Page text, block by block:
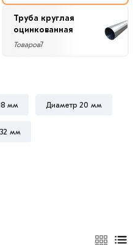
Труба круглая
оцинкованная
Товаров7
мм Диаметр 20 мм
мм